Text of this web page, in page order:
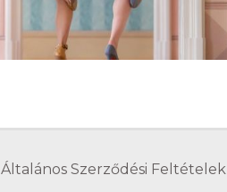
Általános Szerződési Feltételek